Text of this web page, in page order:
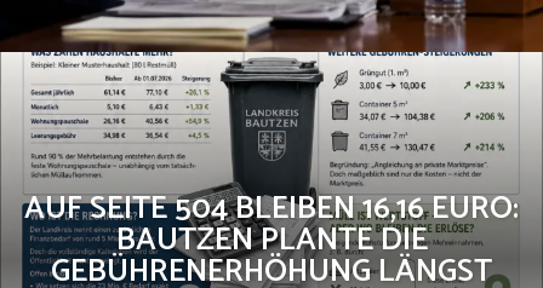
AUF SEITE 504 BLEIBEN 16,16 EURO:
BAUTZEN PLANTE DIE
GEBÜHRENERHÖHUNG LÄNGST